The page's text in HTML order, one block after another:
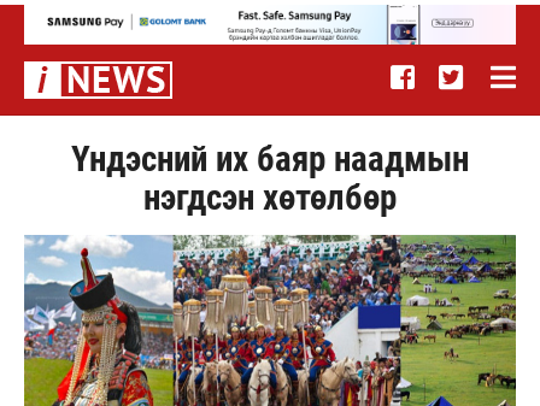
Үндэсний их баяр наадмын
нэгдсэн хөтөлбөр